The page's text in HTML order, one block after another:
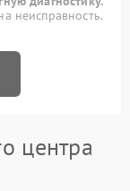
неисправность.
центра